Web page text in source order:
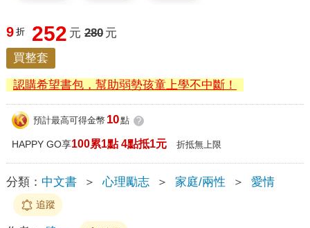
9 折 252 元 280 元
買整套
認購希望書包，幫助弱勢孩童上學不中斷！
預計最高可得金幣 10點 ?
HAPPY GO享100累1點 4點抵1元 折抵無上限
分類： 中文書 ＞ 心理勵志 ＞ 家庭/兩性 ＞ 愛情
追蹤